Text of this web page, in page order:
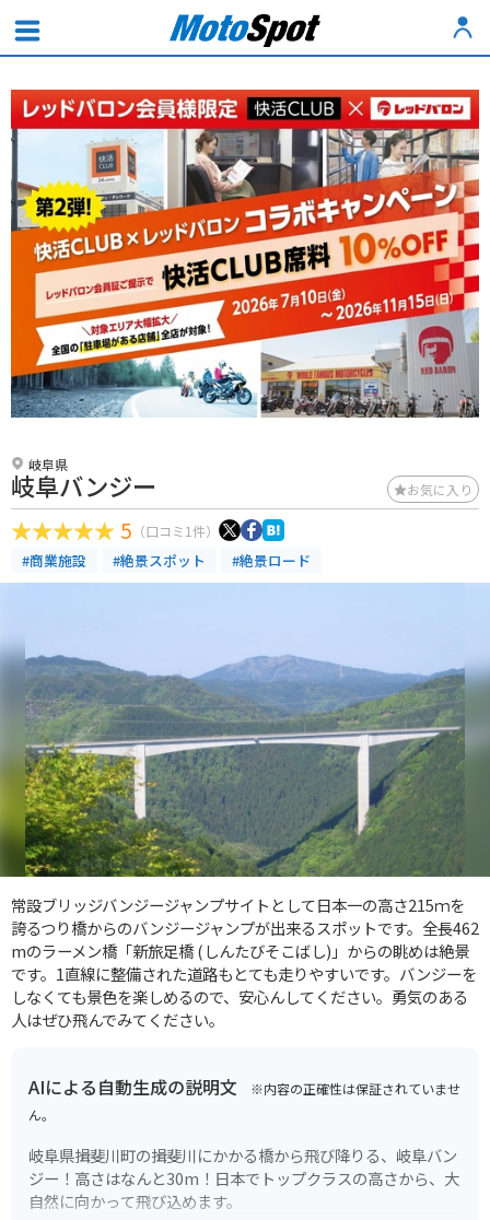
岐阜県
岐阜バンジー お気に入り
5 （口コミ1件）
#商業施設 #絶景スポット #絶景ロード
常設ブリッジバンジージャンプサイトとして日本一の高さ215ｍを
誇るつり橋からのバンジージャンプが出来るスポットです。全長462
mのラーメン橋「新旅足橋 (しんたびそこばし)」からの眺めは絶景
です。1直線に整備された道路もとても走りやすいです。バンジーを
しなくても景色を楽しめるので、安心んしてください。勇気のある
人はぜひ飛んでみてください。
AIによる自動生成の説明文 ※内容の正確性は保証されていませ
ん。
岐阜県揖斐川町の揖斐川にかかる橋から飛び降りる、岐阜バン
ジー！高さはなんと30m！日本でトップクラスの高さから、大
自然に向かって飛び込めます。